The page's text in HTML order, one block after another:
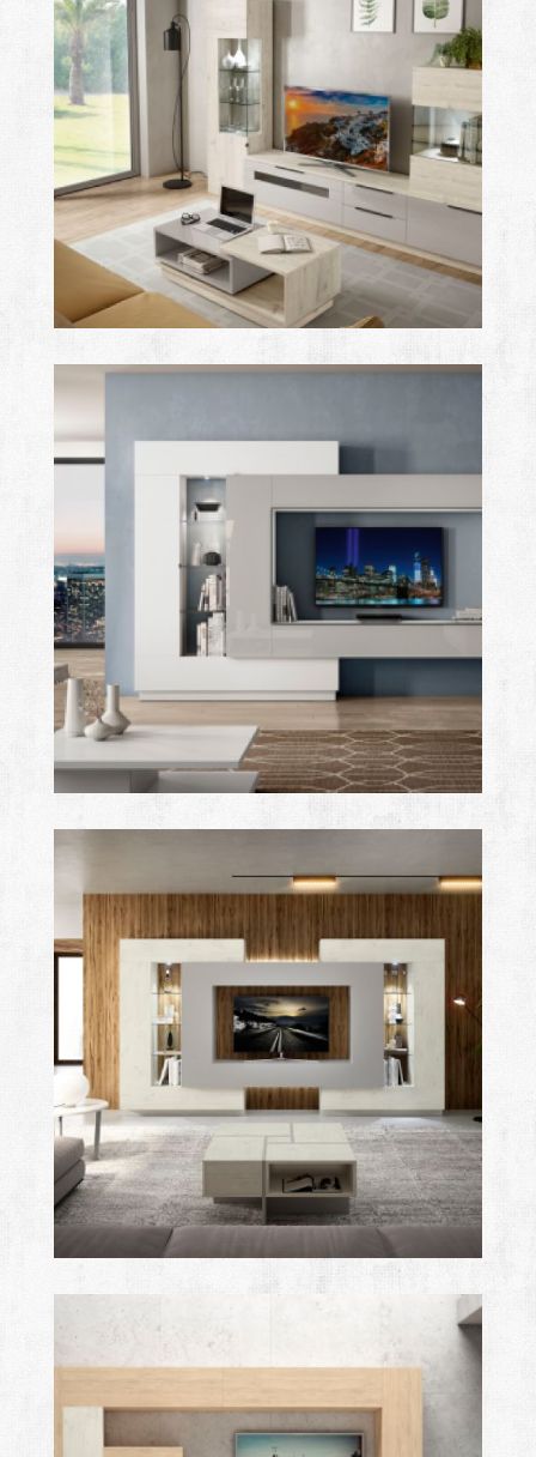
Ampliar
Ampliar
Ampliar